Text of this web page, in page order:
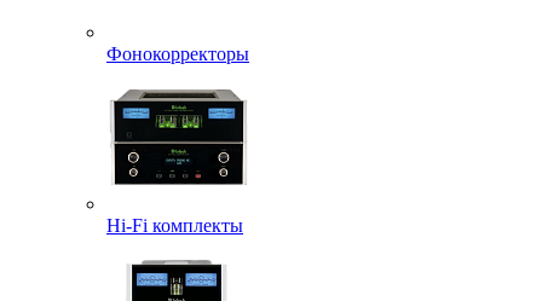
Фонокорректоры
Hi-Fi комплекты